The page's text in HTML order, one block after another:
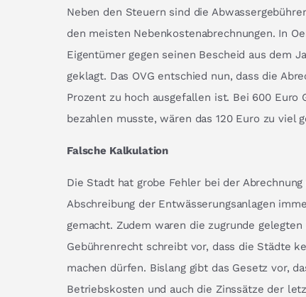
Neben den Steuern sind die
den meisten Nebenkostenabrechnungen. In
Eigentümer gegen seinen Bescheid aus dem
geklagt. Das OVG entschied nun, dass die
Prozent zu hoch ausgefallen ist. Bei 600 Euro
bezahlen musste, wären das 120 Euro zu viel
Falsche Kalkulation
Die Stadt hat grobe Fehler bei der
Abschreibung der Entwässerungsanlagen
gemacht. Zudem waren die zugrunde
Gebührenrecht schreibt vor, dass die Städte
machen dürfen. Bislang gibt das Gesetz vor,
Betriebskosten und auch die Zinssätze der